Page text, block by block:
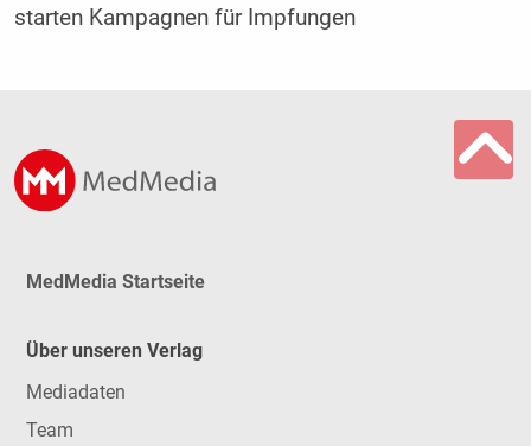
starten Kampagnen für Impfungen
MedMedia Startseite
Über unseren Verlag
Mediadaten
Team